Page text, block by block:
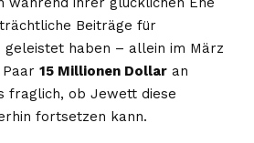
Beiträge für
haben – allein im März
15 Millionen Dollar an
fraglich, ob Jewett diese
fortsetzen kann.